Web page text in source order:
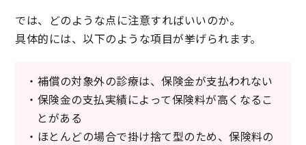
では、どのような点に注意すればいいのか。
具体的には、以下のような項目が挙げられます。
・補償の対象外の診療は、保険金が支払われない
・保険金の支払実績によって保険料が高くなるこ
とがある
・ほとんどの場合で掛け捨て型のため、保険料の